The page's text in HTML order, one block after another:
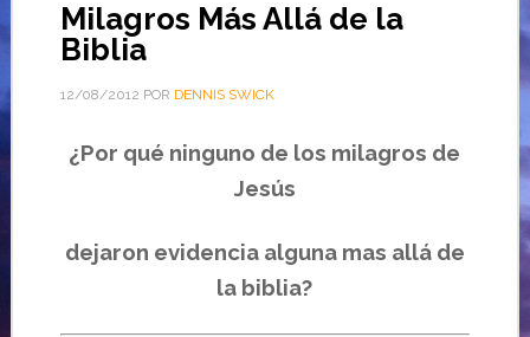
Milagros Más Allá de la
Biblia
12/08/2012 POR DENNIS SWICK
¿Por qué ninguno de los milagros de
Jesús
dejaron evidencia alguna mas allá de
la biblia?